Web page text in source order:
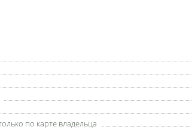
по карте владельца